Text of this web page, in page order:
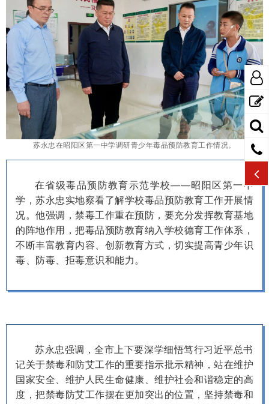
苏永忠在昭阳区第一中学调研青少年毒品预防教育工作情况。
在省级毒品预防教育示范学校——昭阳区第一中
学，苏永忠实地察看了解学校毒品预防教育工作开展情
况。他强调，禁毒工作重在预防，要充分发挥教育基地
的阵地作用，把毒品预防教育纳入学校德育工作体系，
不断丰富教育内容、创新教育方式，切实提高青少年识
毒、防毒、拒毒意识和能力。
苏永忠强调，全市上下要深学细悟笃行习近平总书
记关于禁毒和防艾工作的重要指示批示精神，站在维护
国家安全、维护人民生命健康、维护社会和谐稳定的高
度，把禁毒防艾工作摆在更加突出的位置，坚持禁毒和